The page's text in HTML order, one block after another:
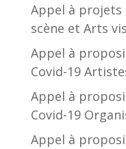
Appel à projets
scène et Arts
Appel à
Covid-19
Appel à
Covid-19
Appel à